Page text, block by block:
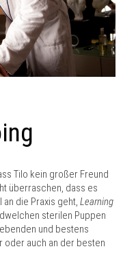
Tilo kein großer Freund
überraschen, dass es
die Praxis geht, Learning
sterilen Puppen
und bestens
oder auch an der besten